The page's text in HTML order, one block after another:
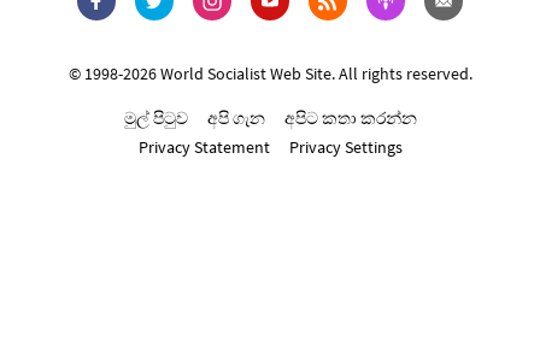
© 1998-2026 World Socialist Web Site. All rights reserved.
මුල් පිටුව අපි ගැන
අපිට කතා කරන්න
Privacy Statement
Privacy Settings